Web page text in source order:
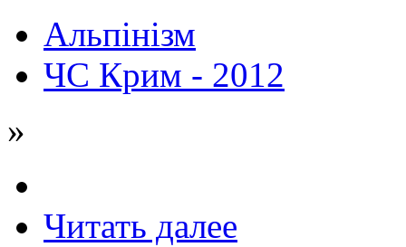
Альпінізм
ЧС Крим - 2012
»
Читать далее